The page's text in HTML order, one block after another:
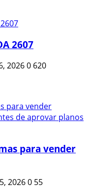
2607
20260 620
para vender
20260 55